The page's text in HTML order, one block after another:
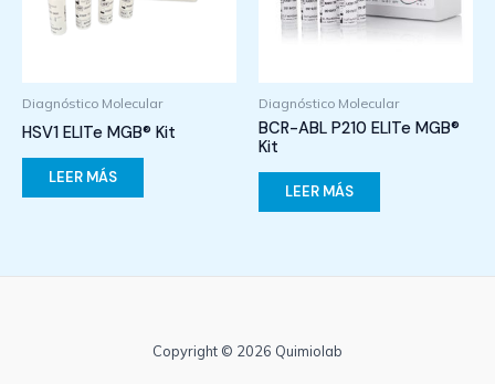
Diagnóstico Molecular
HSV1 ELITe MGB® Kit
LEER MÁS
Diagnóstico Molecular
BCR-ABL P210 ELITe MGB®
Kit
LEER MÁS
Copyright © 2026 Quimiolab